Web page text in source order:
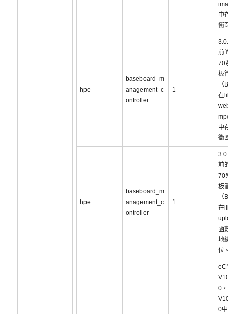
中
衝
hpe
baseboard_m
anagement_c
ontroller
1
前
70
板
在
中
衝
hpe
baseboard_m
anagement_c
ontroller
1
前
70
板
在
函
地
位
0，
0